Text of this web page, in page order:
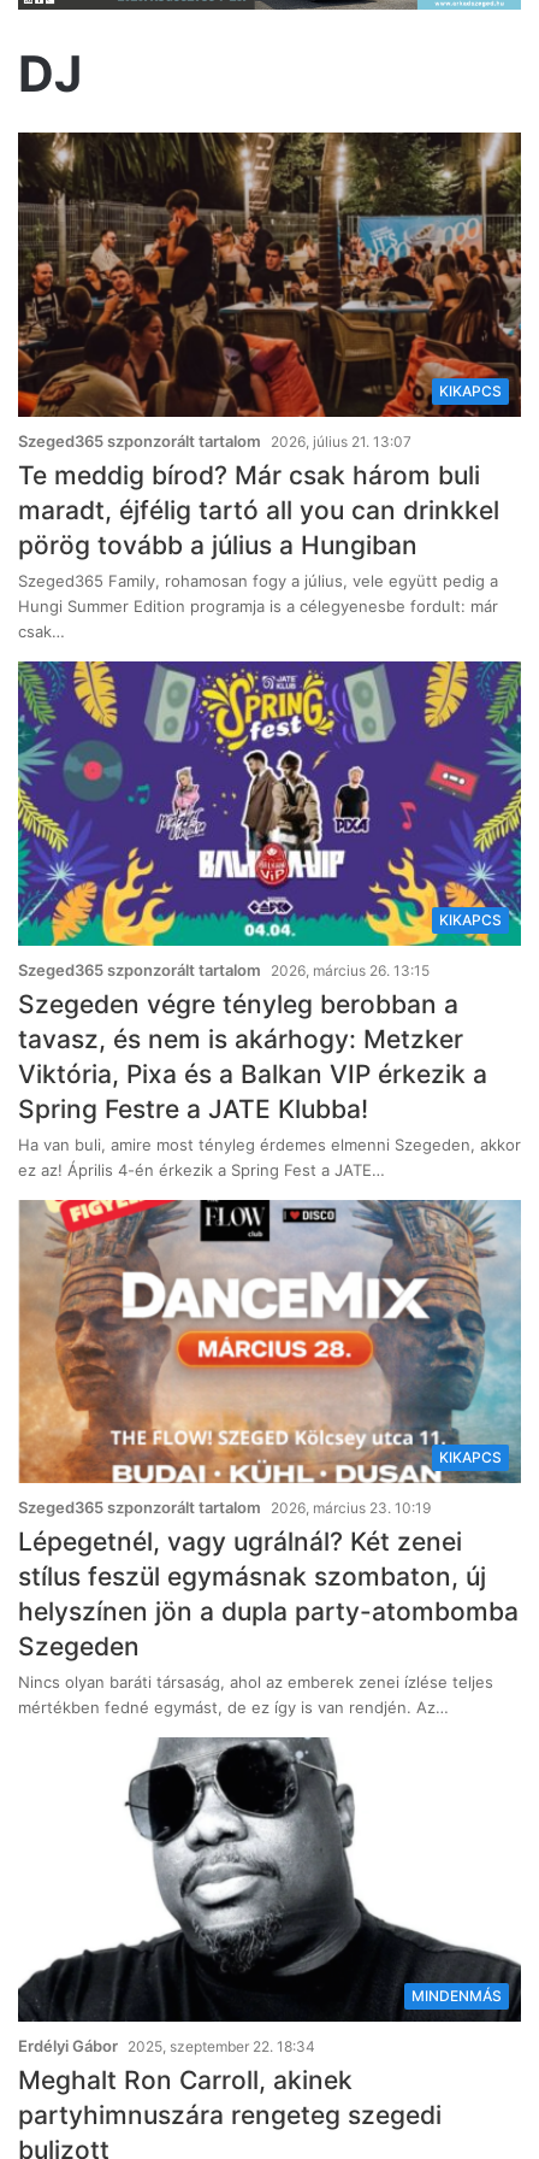
DJ
KIKAPCS
Szeged365 szponzorált tartalom 2026, július 21. 13:07
Te meddig bírod? Már csak három buli
maradt, éjfélig tartó all you can drinkkel
pörög tovább a július a Hungiban
Szeged365 Family, rohamosan fogy a július, vele együtt pedig a
Hungi Summer Edition programja is a célegyenesbe fordult: már
csak…
KIKAPCS
Szeged365 szponzorált tartalom 2026, március 26. 13:15
Szegeden végre tényleg berobban a
tavasz, és nem is akárhogy: Metzker
Viktória, Pixa és a Balkan VIP érkezik a
Spring Festre a JATE Klubba!
Ha van buli, amire most tényleg érdemes elmenni Szegeden, akkor
ez az! Április 4-én érkezik a Spring Fest a JATE…
KIKAPCS
Szeged365 szponzorált tartalom 2026, március 23. 10:19
Lépegetnél, vagy ugrálnál? Két zenei
stílus feszül egymásnak szombaton, új
helyszínen jön a dupla party-atombomba
Szegeden
Nincs olyan baráti társaság, ahol az emberek zenei ízlése teljes
mértékben fedné egymást, de ez így is van rendjén. Az…
MINDENMÁS
Erdélyi Gábor 2025, szeptember 22. 18:34
Meghalt Ron Carroll, akinek
partyhimnuszára rengeteg szegedi
bulizott